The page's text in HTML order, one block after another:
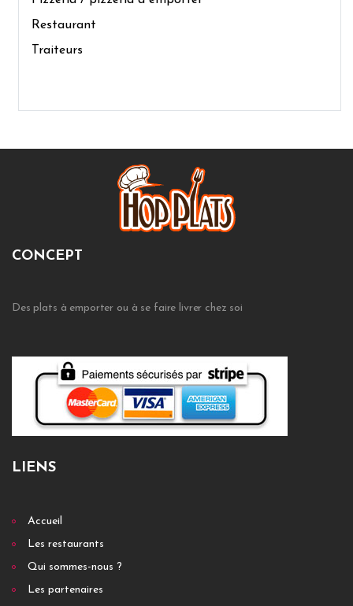
Restaurant
Traiteurs
CONCEPT
Des plats à emporter ou à se faire livrer chez soi
LIENS
Accueil
Les restaurants
Qui sommes-nous ?
Les partenaires